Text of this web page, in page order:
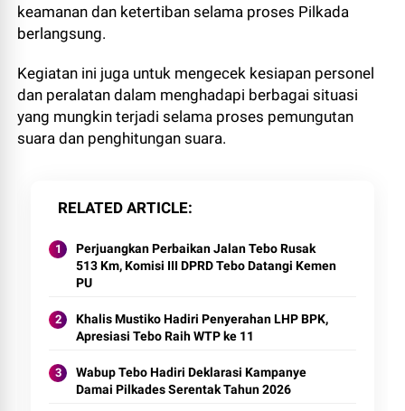
keamanan dan ketertiban selama proses Pilkada
berlangsung.
Kegiatan ini juga untuk mengecek kesiapan personel
dan peralatan dalam menghadapi berbagai situasi
yang mungkin terjadi selama proses pemungutan
suara dan penghitungan suara.
RELATED ARTICLE
Perjuangkan Perbaikan Jalan Tebo Rusak
513 Km, Komisi III DPRD Tebo Datangi Kemen
PU
Khalis Mustiko Hadiri Penyerahan LHP BPK,
Apresiasi Tebo Raih WTP ke 11
Wabup Tebo Hadiri Deklarasi Kampanye
Damai Pilkades Serentak Tahun 2026